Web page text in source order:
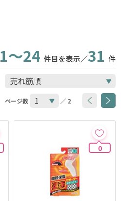
1～24 件目を表示／31 件
ページ数 ／ 2
0